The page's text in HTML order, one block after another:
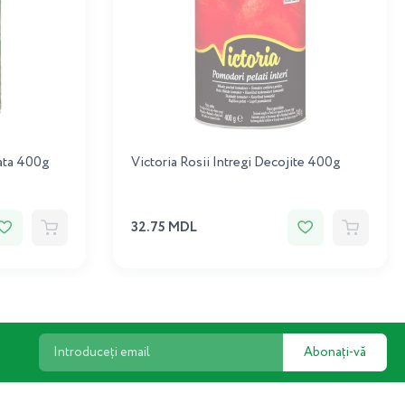
400g Victoria Rosii Intregi Decojite 400g
32.75 MDL
Abonați-vă